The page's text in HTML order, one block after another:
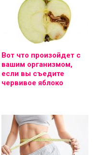
Вот что произойдет с
вашим организмом,
если вы съедите
червивое яблоко